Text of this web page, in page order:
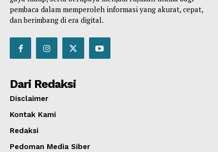
pembaca dalam memperoleh informasi yang akurat, cepat,
dan berimbang di era digital.
Dari Redaksi
Disclaimer
Kontak Kami
Redaksi
Pedoman Media Siber